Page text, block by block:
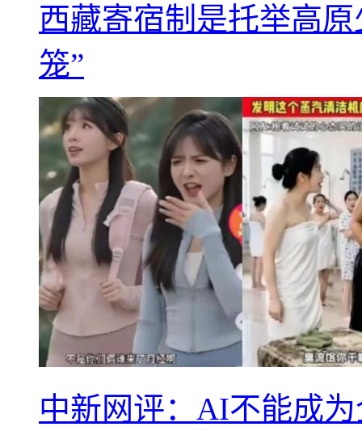
西藏寄宿制是托举高
笼”
中新网评：AI不能成